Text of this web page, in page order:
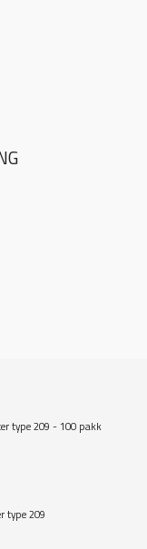
type 209 - 100 pakk
type 209